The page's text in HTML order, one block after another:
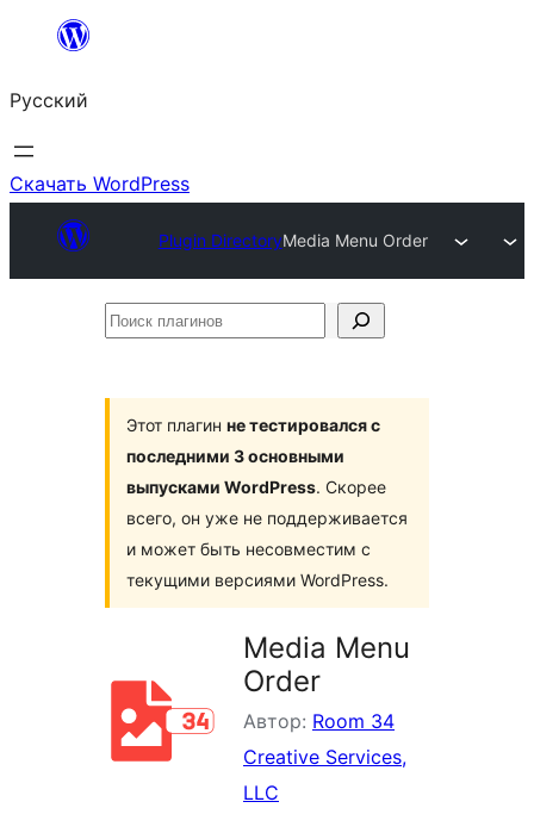
Перейти
содержимому
Русский
Скачать WordPress
Plugin DirectoryMedia Menu Order
Поиск
Этот плагин не тестировался с
последними 3 основными
выпусками WordPress. Скорее
всего, он уже не поддерживается
и может быть несовместим с
текущими версиями WordPress.
Media Menu
Order
Автор: Room 34
Creative Services,
LLC